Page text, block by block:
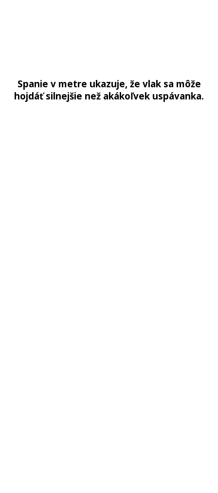
Spanie v metre ukazuje, že vlak sa môže
hojdáť silnejšie než akákoľvek uspávanka.